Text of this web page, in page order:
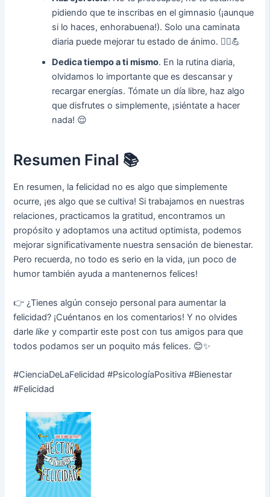
pidiendo que te inscribas en el gimnasio (¡aunque
si lo haces, enhorabuena!). Solo una caminata
diaria puede mejorar tu estado de ánimo. 🚶‍♂️💪
Dedica tiempo a ti mismo. En la rutina diaria,
olvidamos lo importante que es descansar y
recargar energías. Tómate un día libre, haz algo
que disfrutes o simplemente, ¡siéntate a hacer
nada! 😌
Resumen Final 📚
En resumen, la felicidad no es algo que simplemente
ocurre, ¡es algo que se cultiva! Si trabajamos en nuestras
relaciones, practicamos la gratitud, encontramos un
propósito y adoptamos una actitud optimista, podemos
mejorar significativamente nuestra sensación de bienestar.
Pero recuerda, no todo es serio en la vida, ¡un poco de
humor también ayuda a mantenernos felices!
👉 ¿Tienes algún consejo personal para aumentar la
felicidad? ¡Cuéntanos en los comentarios! Y no olvides
darlelike y compartir este post con tus amigos para que
todos podamos ser un poquito más felices. 😊✨
#CienciaDeLaFelicidad #PsicologíaPositiva #Bienestar
#Felicidad